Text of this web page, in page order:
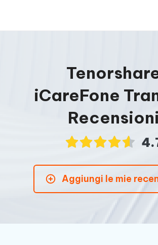
ReiBoot
Editor
iCareFone
Recensioni
Aggiungi le mie